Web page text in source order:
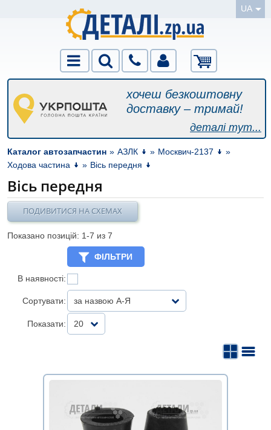
UA
хочеш безкоштовну
доставку – тримай!
деталі тут...
Каталог автозапчастин » АЗЛК » Москвич-2137
»
Ходова частина
» Вісь передня
Вісь передня
ПОДИВИТИСЯ НА СХЕМАХ
Показано позицій: 1-7 из 7
ФІЛЬТРИ
В наявності:
Сортувати: за назвою А-Я
Показати: 20